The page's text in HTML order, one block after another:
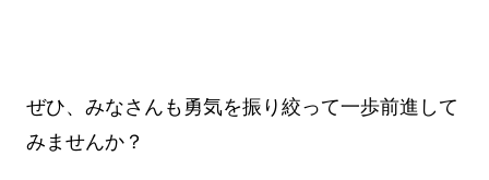
ぜひ、みなさんも勇気を振り絞って一歩前進して
みませんか？